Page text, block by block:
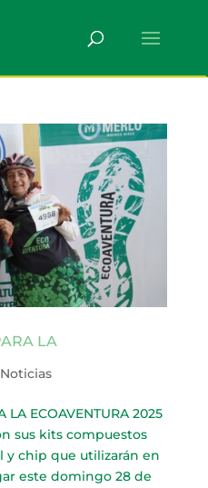
LA
Noticias
LA ECOAVENTURA 2025
sus kits compuestos
y chip que utilizarán en
este domingo 28 de